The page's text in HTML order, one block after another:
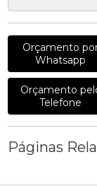
Orçamento
Whatsapp
Orçamento
Telefone
Páginas